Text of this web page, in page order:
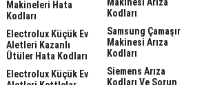
Makineleri Hata
Kodları
Electrolux Küçük Ev
Aletleri Kazanlı
Ütüler Hata Kodları
Electrolux Küçük Ev
Kodları
Samsung Çamaşır
Makinesi Arıza
Kodları
Siemens Arıza
Kodları Ve Sorun